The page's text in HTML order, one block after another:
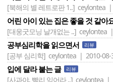
[북해의 별 레트로판 1..] ceylontea |
어린 아이 있는 집은 좋을 것 같아
[대웅굿모닝 날개없는 ..] ceylontea
공부심리학을 읽으면서 리뷰
[공부 심리학] ceylontea | 2010-08-
입에 달라 붙는 글 리뷰
[사과야, 빨리 익어라 ..] ceylontea |